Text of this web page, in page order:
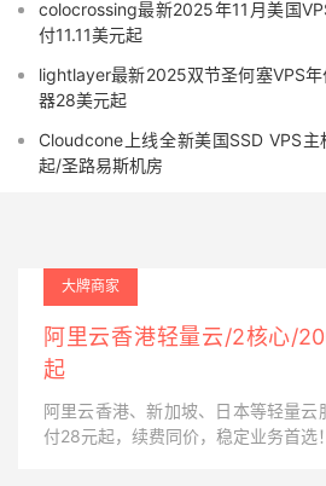
colocrossing最新2025年11月美国
付11.11美元起
lightlayer最新2025双节圣何塞VPS
器28美元起
Cloudcone上线全新美国SSD VPS
起/圣路易斯机房
大牌商家
阿里云香港轻量云/2核心/
起
阿里云香港、新加坡、日本等轻量
付28元起，续费同价，稳定业务首选！